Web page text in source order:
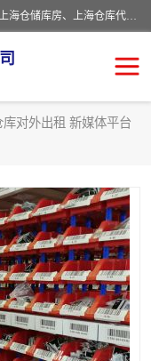
上海星力仓储服务有限公司从事：上海仓储服务、上海仓储库房、上海仓库代运营、上海仓库对外出租、上海仓库外包、上海三方仓储、上海电商仓储代发、上海电商代发货仓库、上海托管仓库、上海仓储配送。上海星力仓储服务有限公司现在拥有100个分仓、10万余平方的标准库房，精炼员工几百名，与几千家客户合作，公司已跻身上海仓储行业前列。欢迎来电咨询！
对外出租 新媒体平台
库外包
管仓库
储服务
商代发货仓库